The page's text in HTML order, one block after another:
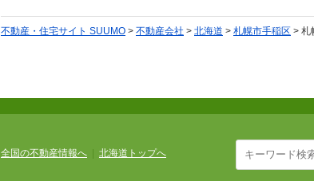
不動産・住宅サイト SUUMO > 不動産会社 > 北海道 > 札幌市手稲区 > 札
全国の不動産情報へ 北海道トップへ